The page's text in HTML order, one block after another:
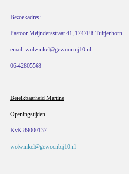
Bezoekadres:
Pastoor Meijndersstraat 41, 1747ER Tuitjenhorn
email: wolwinkel@gewoonbij10.nl
06-42805568
Bereikbaarheid Martine
Openingstijden
KvK 89000137
wolwinkel@gewoonbij10.nl